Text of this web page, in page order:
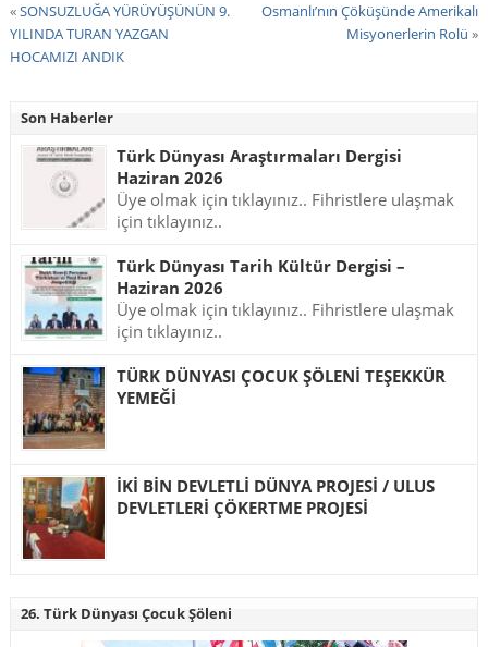
«SONSUZLUĞA YÜRÜYÜŞÜNÜN 9.
YILINDA TURAN YAZGAN
HOCAMIZI ANDIK
Osmanlı’nın Çöküşünde Amerikalı
Misyonerlerin Rolü »
Son Haberler
Türk Dünyası Araştırmaları Dergisi
Haziran 2026
Üye olmak için tıklayınız.. Fihristlere ulaşmak
için tıklayınız..
Türk Dünyası Tarih Kültür Dergisi –
Haziran 2026
Üye olmak için tıklayınız.. Fihristlere ulaşmak
için tıklayınız..
TÜRK DÜNYASI ÇOCUK ŞÖLENİ TEŞEKKÜR
YEMEĞİ
İKİ BİN DEVLETLİ DÜNYA PROJESİ / ULUS
DEVLETLERİ ÇÖKERTME PROJESİ
26. Türk Dünyası Çocuk Şöleni